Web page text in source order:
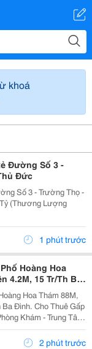
khoá
Đường Số 3 -
Đức
Số 3 - Trường Thọ -
-
Garden, Ngay
1 phút trước
Hoàng Hoa
4.2M, 15 Tr/Th Ba
Hoa Thám 88M,
Đình. Cho Thuê Gấp
Khám - Trung Tâm
- Có Chỗ Để Xe Máy.
Dài... 2 phút trước